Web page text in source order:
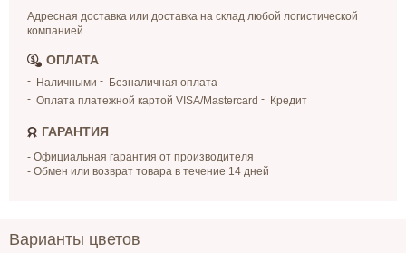
Адресная доставка или доставка на склад любой логистической
компанией
ОПЛАТА
Наличными
Безналичная оплата
Оплата платежной картой VISA/Mastercard
Кредит
ГАРАНТИЯ
- Официальная гарантия от производителя
- Обмен или возврат товара в течение 14 дней
Варианты цветов